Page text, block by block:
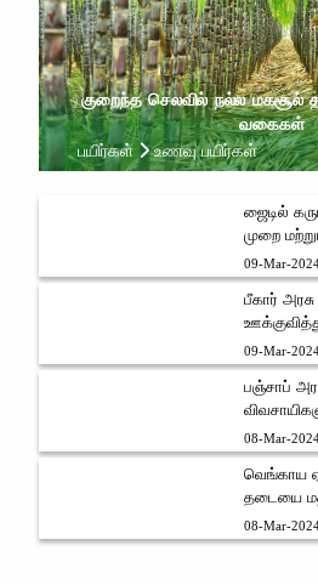
குறைந்த செலவில் நல்ல மகசூல்
வகைகள்
பயிர்கள்
உணவு பயிர்கள்
ஜைடில்
முறை
09-Mar-
பீகார் அரசு
09-Mar-
பஞ்சாப்
திறந்துள்ளது
08-Mar-
வெங்காய
தடையை
வெங்காய
மகிழ்ச்சி
08-Mar-